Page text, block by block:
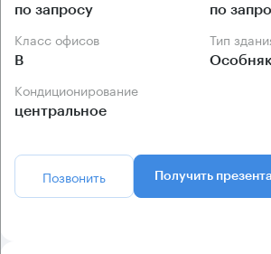
по запросу по
Класс офисов
B
Тип
Кондиционирование
центральное
Позвонить Получить